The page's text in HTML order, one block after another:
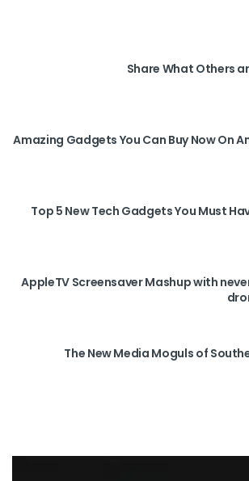
Share What Others
Top 5 New Tech Gadgets You Must
AppleTV Screensaver Mashup with
The New Media Moguls of